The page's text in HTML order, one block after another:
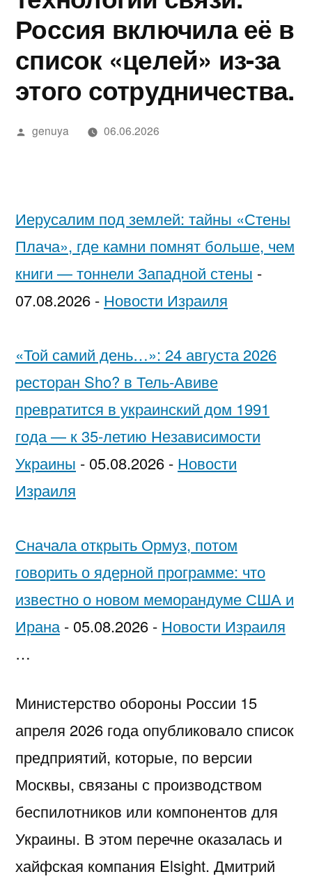
נחש
—
חשפניות
בישראל
בהלם
עצמן
2025in
Israel…
While
You’re
Pick
Each
Other
בדיקה
מקצועית
לפי
ערים
в
Google»
מידע,
מודעות
ואבחון
בחיפה
Россия включила её в
список «целей» из-за
этого сотрудничества.
Написано
genuya 06.06.2026
Иерусалим под землей: тайны «Стены
Плача», где камни помнят больше, чем
книги — тоннели Западной стены -
07.08.2026 - Новости Израиля
«Той самий день…»: 24 августа 2026
ресторан Sho? в Тель-Авиве
превратится в украинский дом 1991
года — к 35-летию Независимости
Украины - 05.08.2026 - Новости
Израиля
Сначала открыть Ормуз, потом
говорить о ядерной программе: что
известно о новом меморандуме США и
Ирана - 05.08.2026 - Новости Израиля
…
Министерство обороны России 15
апреля 2026 года опубликовало список
предприятий, которые, по версии
Москвы, связаны с производством
беспилотников или компонентов для
Украины. В этом перечне оказалась и
хайфская компания Elsight. Дмитрий